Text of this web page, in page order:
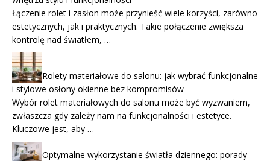
Łączenie rolet i zasłon może przynieść wiele korzyści, zarówno
estetycznych, jak i praktycznych. Takie połączenie zwiększa
kontrolę nad światłem, …
Rolety materiałowe do salonu: jak wybrać funkcjonalne
i stylowe osłony okienne bez kompromisów
Wybór rolet materiałowych do salonu może być wyzwaniem,
zwłaszcza gdy zależy nam na funkcjonalności i estetyce.
Kluczowe jest, aby …
Optymalne wykorzystanie światła dziennego: porady